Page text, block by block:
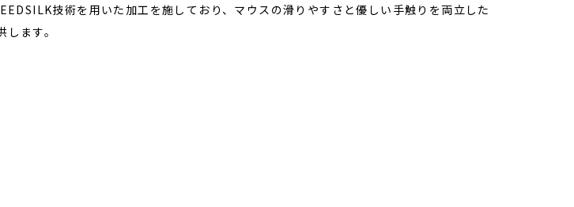
技術を用いた加工を施しており、マウスの滑りやすさと優しい手触りを両立した
ます。